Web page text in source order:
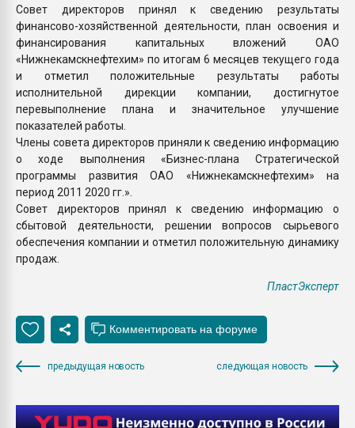
Совет директоров принял к сведению результаты
финансово-хозяйственной деятельности, план освоения и
финансирования капитальных вложений ОАО
«Нижнекамскнефтехим» по итогам 6 месяцев текущего года
и отметил положительные результаты работы
исполнительной дирекции компании, достигнутое
перевыполнение плана и значительное улучшение
показателей работы.
Члены совета директоров приняли к сведению информацию
о ходе выполнения «Бизнес-плана Стратегической
программы развития ОАО «Нижнекамскнефтехим» на
период 2011 2020 гг.».
Совет директоров принял к сведению информацию о
сбытовой деятельности, решении вопросов сырьевого
обеспечения компании и отметил положительную динамику
продаж.
ПластЭксперт
предыдущая новость следующая новость